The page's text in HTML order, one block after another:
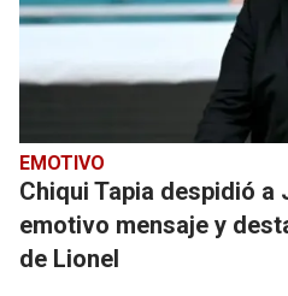
EMOTIVO
Chiqui Tapia despidió a
emotivo mensaje y
de Lionel